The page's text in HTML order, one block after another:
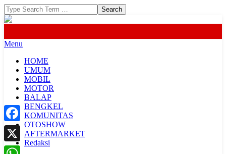
Skip
to
content
Search
Primary
Menu
Menu
HOME
UMUM
MOBIL
MOTOR
BALAP
BENGKEL
KOMUNITAS
OTOSHOW
AFTERMARKET
Redaksi
Facebook
X